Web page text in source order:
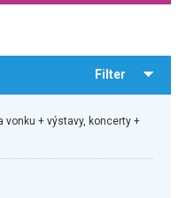
Filter
vonku + výstavy, koncerty +